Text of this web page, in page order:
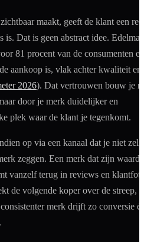
maakt, geeft de klant een
is. Dat is geen abstract idee. Edelman
81 procent van de consumenten
aankoop is, vlak achter kwaliteit en
2026). Dat vertrouwen bouw je
door je merk duidelijker en
plek waar de klant je tegenkomt.
op via een kanaal dat je niet zelf
zeggen. Een merk dat zijn
vanzelf terug in reviews en
de volgende koper over de streep,
merk drijft zo conversie